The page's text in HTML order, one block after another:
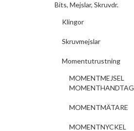
Bits, Mejslar, Skruvdr.
Klingor
Skruvmejslar
Momentutrustning
MOMENTMEJSEL
MOMENTHANDTAG
MOMENTMÄTARE
MOMENTNYCKEL